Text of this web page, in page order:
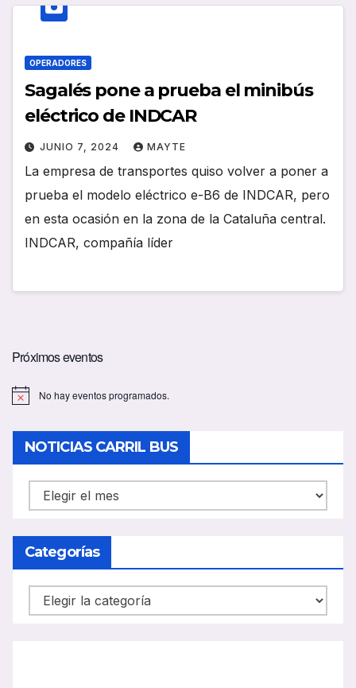
OPERADORES
Sagalés pone a prueba el minibús
eléctrico de INDCAR
JUNIO 7, 2024 MAYTE
La empresa de transportes quiso volver a poner a
prueba el modelo eléctrico e-B6 de INDCAR, pero
en esta ocasión en la zona de la Cataluña central.
INDCAR, compañía líder
Próximos eventos
No hay eventos programados.
NOTICIAS CARRIL BUS
NOTICIAS
CARRIL
BUS
Categorías
Categorías